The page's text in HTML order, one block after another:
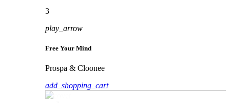
3
play_arrow
Free Your Mind
Prospa & Cloonee
add_shopping_cart